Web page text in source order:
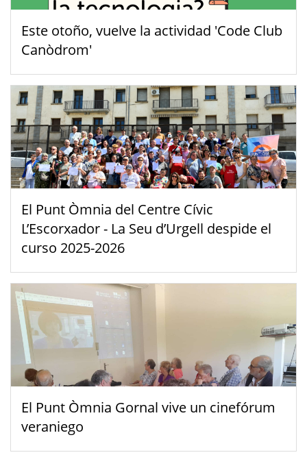
Este otoño, vuelve la actividad 'Code Club
Canòdrom'
El Punt Òmnia del Centre Cívic
L’Escorxador - La Seu d’Urgell despide el
curso 2025-2026
El Punt Òmnia Gornal vive un cinefórum
veraniego